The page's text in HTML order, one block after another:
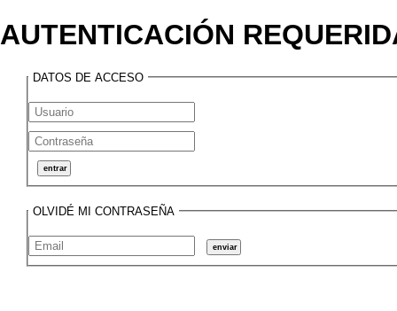
AUTENTICACIÓN
DATOS DE ACCESO
OLVIDÉ MI CONTRASEÑA